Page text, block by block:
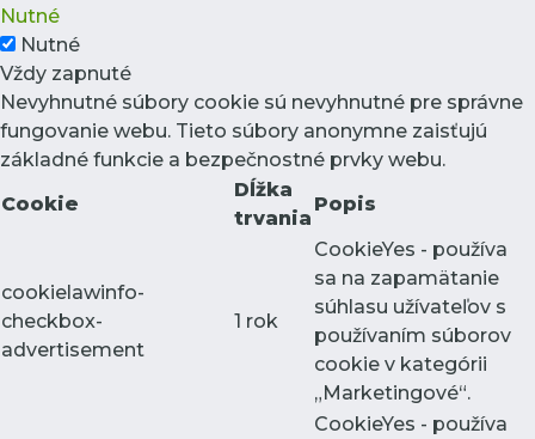
Nutné
Nutné
Vždy zapnuté
Nevyhnutné súbory cookie sú nevyhnutné pre správne
fungovanie webu. Tieto súbory anonymne zaisťujú
základné funkcie a bezpečnostné prvky webu.
Cookie
Dĺžka
trvania
Popis
cookielawinfo-
checkbox-
advertisement
1 rok
CookieYes - používa
sa na zapamätanie
súhlasu užívateľov s
používaním súborov
cookie v kategórii
„Marketingové“.
CookieYes - používa